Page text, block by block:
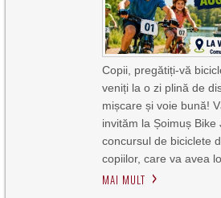
Copii, pregătiți-vă
veniți la o zi plină de
mișcare și voie bună!
invităm la Șoimuș Bike
concursul de biciclete
copiilor, care va avea
MAI MULT